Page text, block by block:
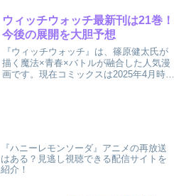
きのある成長譚を描いています。しか
し、この作品には賛否が...
ウィッチウォッチ最新刊は21巻！
今後の展開を大胆予想
『ウィッチウォッチ』は、篠原健太氏が
描く魔法×青春×バトルが融合した人気漫
画です。現在コミックスは2025年4月時点
『ハニーレモンソーダ』アニメの再放送
はある？見逃し視聴できる配信サイトを
紹介！